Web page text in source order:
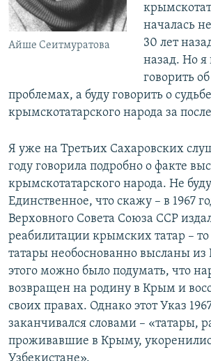
Айше Сеитмуратова
началась
30 лет
назад. Но я
говорить
проблемах, а буду говорить о судьбе
крымскотатарского народа за
Я уже на Третьих Сахаровских
году говорила подробно о факте
крымскотатарского народа. Не
Единственное, что скажу – в 1967
Верховного Совета Союза ССР
реабилитации крымских татар –
татары необоснованно высланы
этого можно было подумать, что
возвращен на родину в Крым и
своих правах. Однако этот Указ
заканчивался словами – «татары,
проживавшие в Крыму,
Узбекистане».